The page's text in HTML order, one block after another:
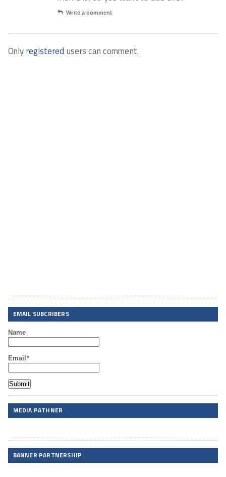
Write a comment
Onlyregistered users can comment.
EMAIL SUBCRIBERS
Name
Email*
MEDIA PATHNER
BANNER PARTNERSHIP